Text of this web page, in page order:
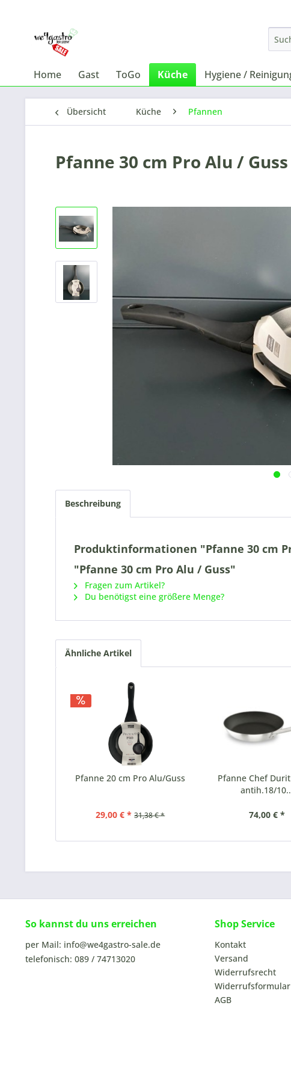
Home Gast ToGo Küche Hygiene /
Übersicht Küche Pfannen
Pfanne 30 cm Pro Alu / Guss
Beschreibung
Produktinformationen "Pfanne 30 cm
"Pfanne 30 cm Pro Alu / Guss"
Fragen zum Artikel?
Du benötigst eine größere Menge?
Ähnliche Artikel
Pfanne 20 cm Pro Alu/Guss
29,00 € * 31,38 € *
Pfanne Chef
antih.18/
74,00 € *
So kannst du uns erreichen
per Mail: info@we4gastro-sale.de
telefonisch: 089 / 74713020
Shop Service
Kontakt
Versand
Widerrufsrecht
Widerrufsformular
AGB